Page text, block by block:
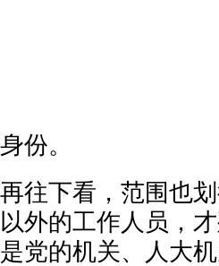
身份。
再往下看，范围也
以外的工作人员，
是党的机关、人大